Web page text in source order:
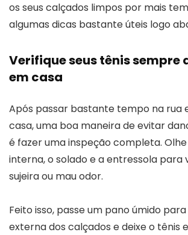
os seus calçados limpos por mais
algumas dicas bastante úteis logo
Verifique seus tênis sempre
em casa
Após passar bastante tempo na rua
casa, uma boa maneira de evitar
é fazer uma inspeção completa.
interna, o solado e a entressola para
sujeira ou mau odor.
Feito isso, passe um pano úmido
externa dos calçados e deixe o tênis